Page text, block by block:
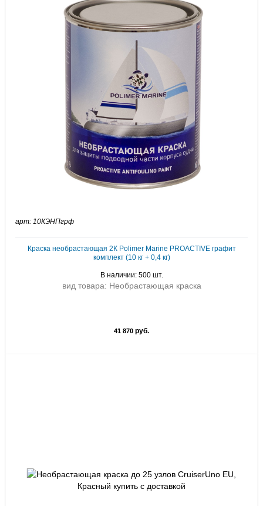
арт: 10КЭНПгрф
Краска необрастающая 2К Polimer Marine PROACTIVE графит
комплект (10 кг + 0,4 кг)
В наличии: 500 шт.
вид товара: Необрастающая краска
41 870 руб.